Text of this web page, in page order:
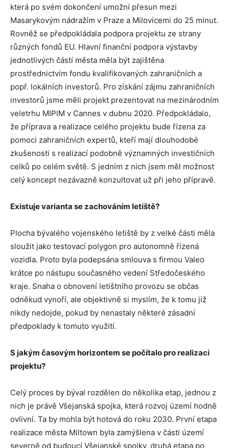
která po svém dokončení umožní přesun mezi
Masarykovým nádražím v Praze a Milovicemi do 25 minut.
Rovněž se předpokládala podpora projektu ze strany
různých fondů EU. Hlavní finanční podpora výstavby
jednotlivých částí města měla být zajištěna
prostřednictvím fondu kvalifikovaných zahraničních a
popř. lokálních investorů. Pro získání zájmu zahraničních
investorů jsme měli projekt prezentovat na mezinárodním
veletrhu MIPIM v Cannes v dubnu 2020. Předpokládalo,
že příprava a realizace celého projektu bude řízena za
pomoci zahraničních expertů, kteří mají dlouhodobé
zkušenosti s realizací podobně významných investičních
celků po celém světě. S jedním z nich jsem měl možnost
celý koncept nezávazně konzultovat už při jeho přípravě.
Existuje varianta se zachováním letiště?
Plocha bývalého vojenského letiště by z velké části měla
sloužit jako testovací polygon pro autonomně řízená
vozidla. Proto byla podepsána smlouva s firmou Valeo
krátce po nástupu současného vedení Středočeského
kraje. Snaha o obnovení letištního provozu se občas
odněkud vynoří, ale objektivně si myslím, že k tomu již
nikdy nedojde, pokud by nenastaly některé zásadní
předpoklady k tomuto využití.
S jakým časovým horizontem se počítalo pro realizaci
projektu?
Celý proces by býval rozdělen do několika etap, jednou z
nich je právě Všejanská spojka, která rozvoj území hodně
ovlivní. Ta by mohla být hotová do roku 2030. První etapa
realizace města Miltown byla zamýšlena v části území
severně od budoucí Všejanské spojky, druhá etapa po